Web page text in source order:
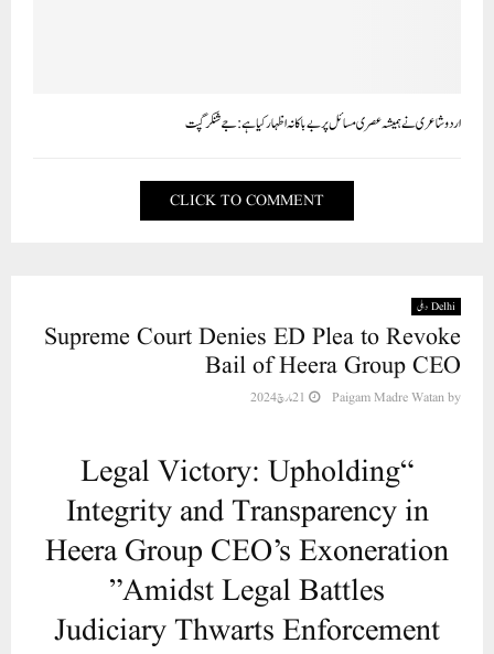
اردو شاعری نے ہمیشہ عصری مسائل پر بے باکانہ اظہار کیا ہے : جے شنکر گپت
CLICK TO COMMENT
Delhi دہلی
Supreme Court Denies ED Plea to Revoke
Bail of Heera Group CEO
by
Paigam Madre Watan 21 مارچ 2024
“Legal Victory: Upholding
Integrity and Transparency in
Heera Group CEO’s Exoneration
Amidst Legal Battles”
Judiciary Thwarts Enforcement